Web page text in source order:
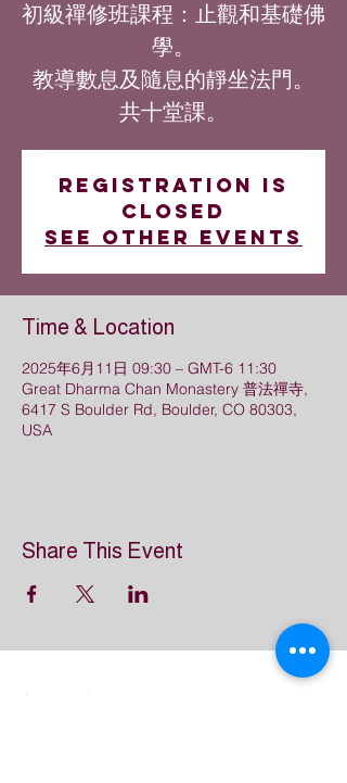
初級禪修班課程：止觀和基礎佛
學。
教導數息及隨息的靜坐法門。
共十堂課。
Registration is
closed
See other events
Time & Location
2025年6月11日 09:30 – GMT-6 11:30
Great Dharma Chan Monastery 普法禪寺,
6417 S Boulder Rd, Boulder, CO 80303,
USA
Share This Event